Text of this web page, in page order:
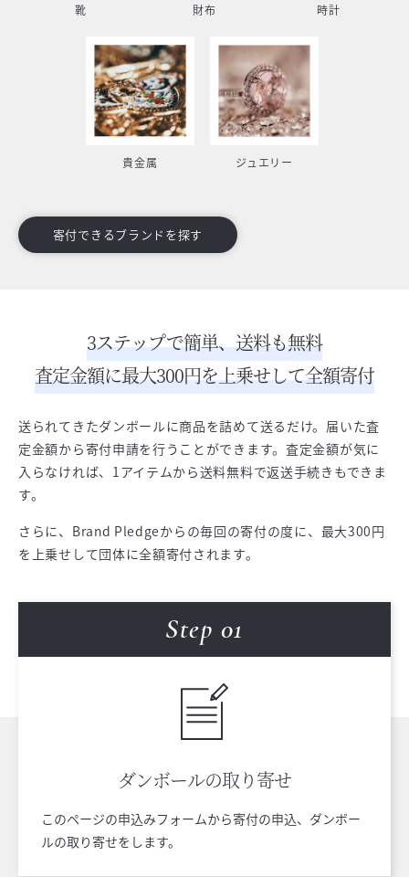
靴 財布 時計
貴金属 ジュエリー
寄付できるブランドを探す
3ステップで簡単、送料も無料
査定金額に最大300円を上乗せして全額寄付
送られてきたダンボールに商品を詰めて送るだけ。届いた査
定金額から寄付申請を行うことができます。査定金額が気に
入らなければ、1アイテムから送料無料で返送手続きもできま
す。
さらに、Brand Pledgeからの毎回の寄付の度に、最大300円
を上乗せして団体に全額寄付されます。
Step 01
ダンボールの取り寄せ
このページの申込みフォームから寄付の申込、ダンボー
ルの取り寄せをします。